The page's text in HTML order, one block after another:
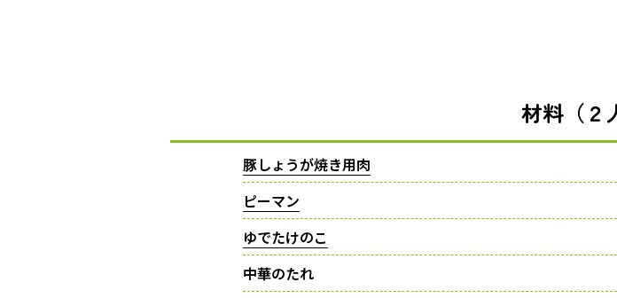
材料（２
豚しょうが焼き用肉
ピーマン
ゆでたけのこ
中華のたれ